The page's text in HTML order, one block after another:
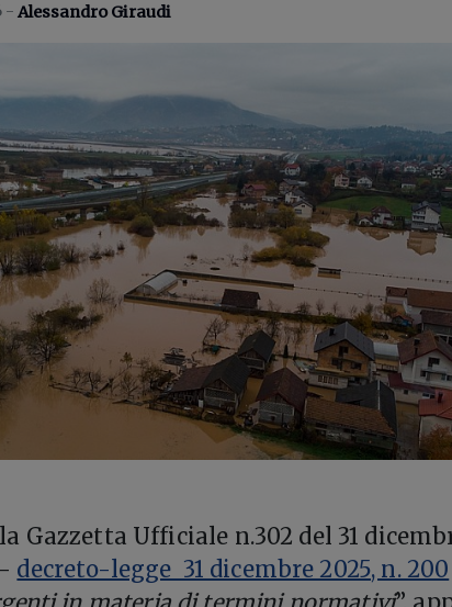
- Alessandro Giraudi
Gazzetta Ufficiale n.302 del 31
decreto-legge 31 dicembre 2025, n. 200